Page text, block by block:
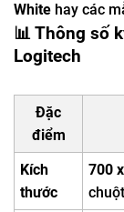
White hay các
📊 Thông số
Logitech
Đặc
điểm
Kích
thước
700